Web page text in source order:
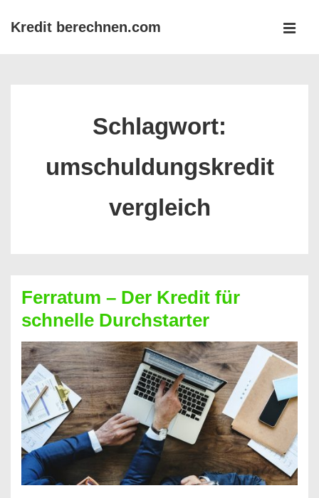
ZumKredit berechnen.com
Schlagwort:
umschuldungskredit
vergleich
Ferratum – Der Kredit für
schnelle Durchstarter